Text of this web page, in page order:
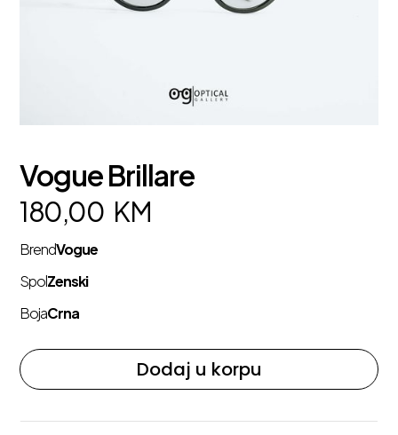
Vogue Brillare
180,00 KM
BrendVogue
SpolZenski
BojaCrna
Dodaj u korpu